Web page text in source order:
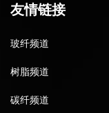
友情链接
玻纤频道
树脂频道
碳纤频道